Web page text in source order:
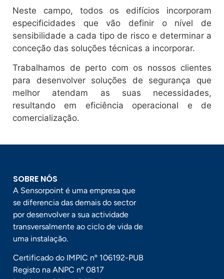
Neste campo, todos os edifícios incorporam
especificidades que vão definir o nível de
sensibilidade a cada tipo de risco e determinar a
conceção das soluções técnicas a incorporar.
Trabalhamos de perto com os nossos clientes
para desenvolver soluções de segurança que
melhor atendam as suas necessidades,
resultando em eficiência operacional e de
comercialização.
SOBRE NÓS
A Sensorpoint é uma empresa que
se diferencia das demais do sector
por desenvolver a sua actividade
transversalmente ao ciclo de vida de
uma instalação.
Certificado do IMPIC nº 106192-PUB
Registo na ANPC nº 0817